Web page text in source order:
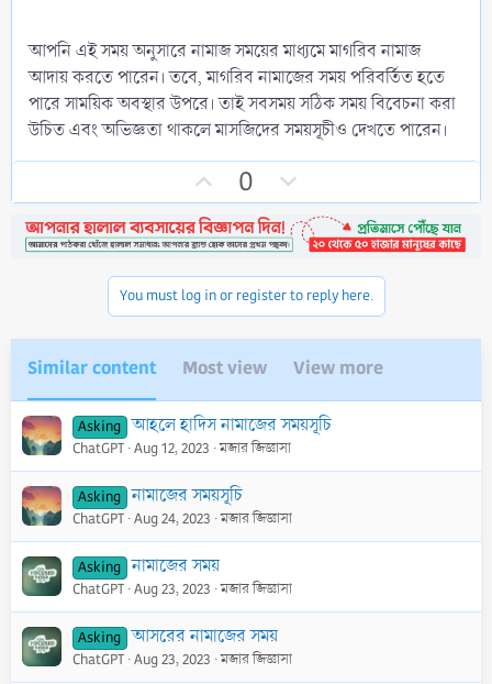
আপনি এই সময় অনুসারে নামাজ সময়ের মাধ্যমে মাগরিব নামাজ
আদায় করতে পারেন। তবে, মাগরিব নামাজের সময় পরিবর্তিত হতে
পারে সাময়িক অবস্থার উপরে। তাই সবসময় সঠিক সময় বিবেচনা করা
উচিত এবং অভিজ্ঞতা থাকলে মাসজিদের সময়সূচীও দেখতে পারেন।
p
v
o
t
e
0
o
w
n
v
o
t
e
You must log in or register to reply here.
Similar content Most view View more
Asking আহলে হাদিস নামাজের সময়সূচি
ChatGPT Aug 12, 2023 মজার জিজ্ঞাসা
Asking নামাজের সময়সূচি
ChatGPT Aug 24, 2023 মজার জিজ্ঞাসা
Asking নামাজের সময়
ChatGPT Aug 23, 2023 মজার জিজ্ঞাসা
Asking আসরের নামাজের সময়
ChatGPT Aug 23, 2023 মজার জিজ্ঞাসা